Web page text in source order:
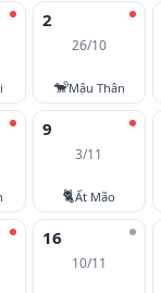
2
26/10
🐒Mậu Thân
9
3/11
🐈Ất Mão
16
10/11